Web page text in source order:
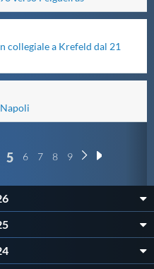
collegiale a Krefeld dal 21
5 6 7 8 9